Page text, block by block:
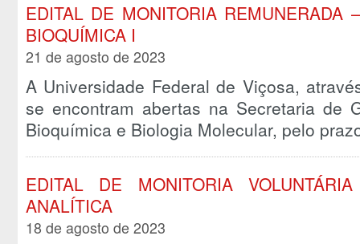
EDITAL DE MONITORIA
BIOQUÍMICA I
21 de agosto de 2023
A Universidade Federal de Viçosa,
se encontram abertas na Secretaria de
Bioquímica e Biologia Molecular, pelo
EDITAL DE MONITORIA
ANALÍTICA
18 de agosto de 2023